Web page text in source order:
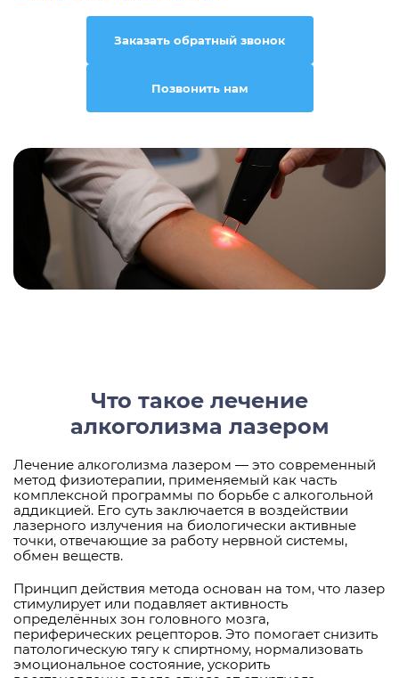
Заказать обратный звонок
Позвонить нам
Что такое лечение
алкоголизма лазером
Лечение алкоголизма лазером — это современный
метод физиотерапии, применяемый как часть
комплексной программы по борьбе с алкогольной
аддикцией. Его суть заключается в воздействии
лазерного излучения на биологически активные
точки, отвечающие за работу нервной системы,
обмен веществ.
Принцип действия метода основан на том, что лазер
стимулирует или подавляет активность
определённых зон головного мозга,
периферических рецепторов. Это помогает снизить
патологическую тягу к спиртному, нормализовать
эмоциональное состояние, ускорить